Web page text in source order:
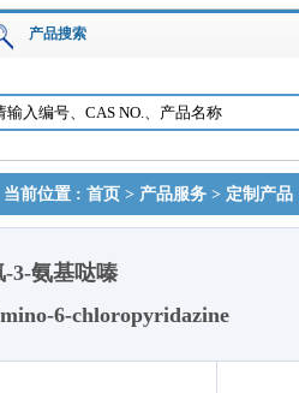
产品搜索
当前位置 : 首页 > 产品服务 > 定制产品
-3-氨基哒嗪
6-chloropyridazine